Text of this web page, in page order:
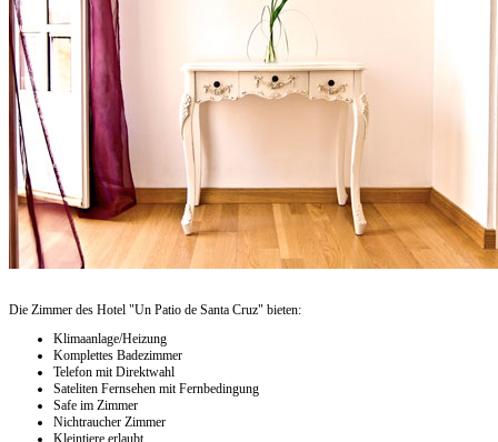
Die Zimmer des Hotel "Un Patio de Santa Cruz" bieten:
Klimaanlage/Heizung
Komplettes Badezimmer
Telefon mit Direktwahl
Sateliten Fernsehen mit Fernbedingung
Safe im Zimmer
Nichtraucher Zimmer
Kleintiere erlaubt